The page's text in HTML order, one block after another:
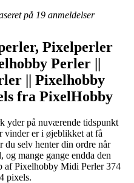
på 19 anmeldelser
Pixelperler
Perler ||
|| Pixelhobby
fra PixelHobby
yder på nuværende tidspunkt
vinder er i øjeblikket at få
du selv henter din ordre når
mange gange endda den
af Pixelhobby Midi Perler 374
pixels.